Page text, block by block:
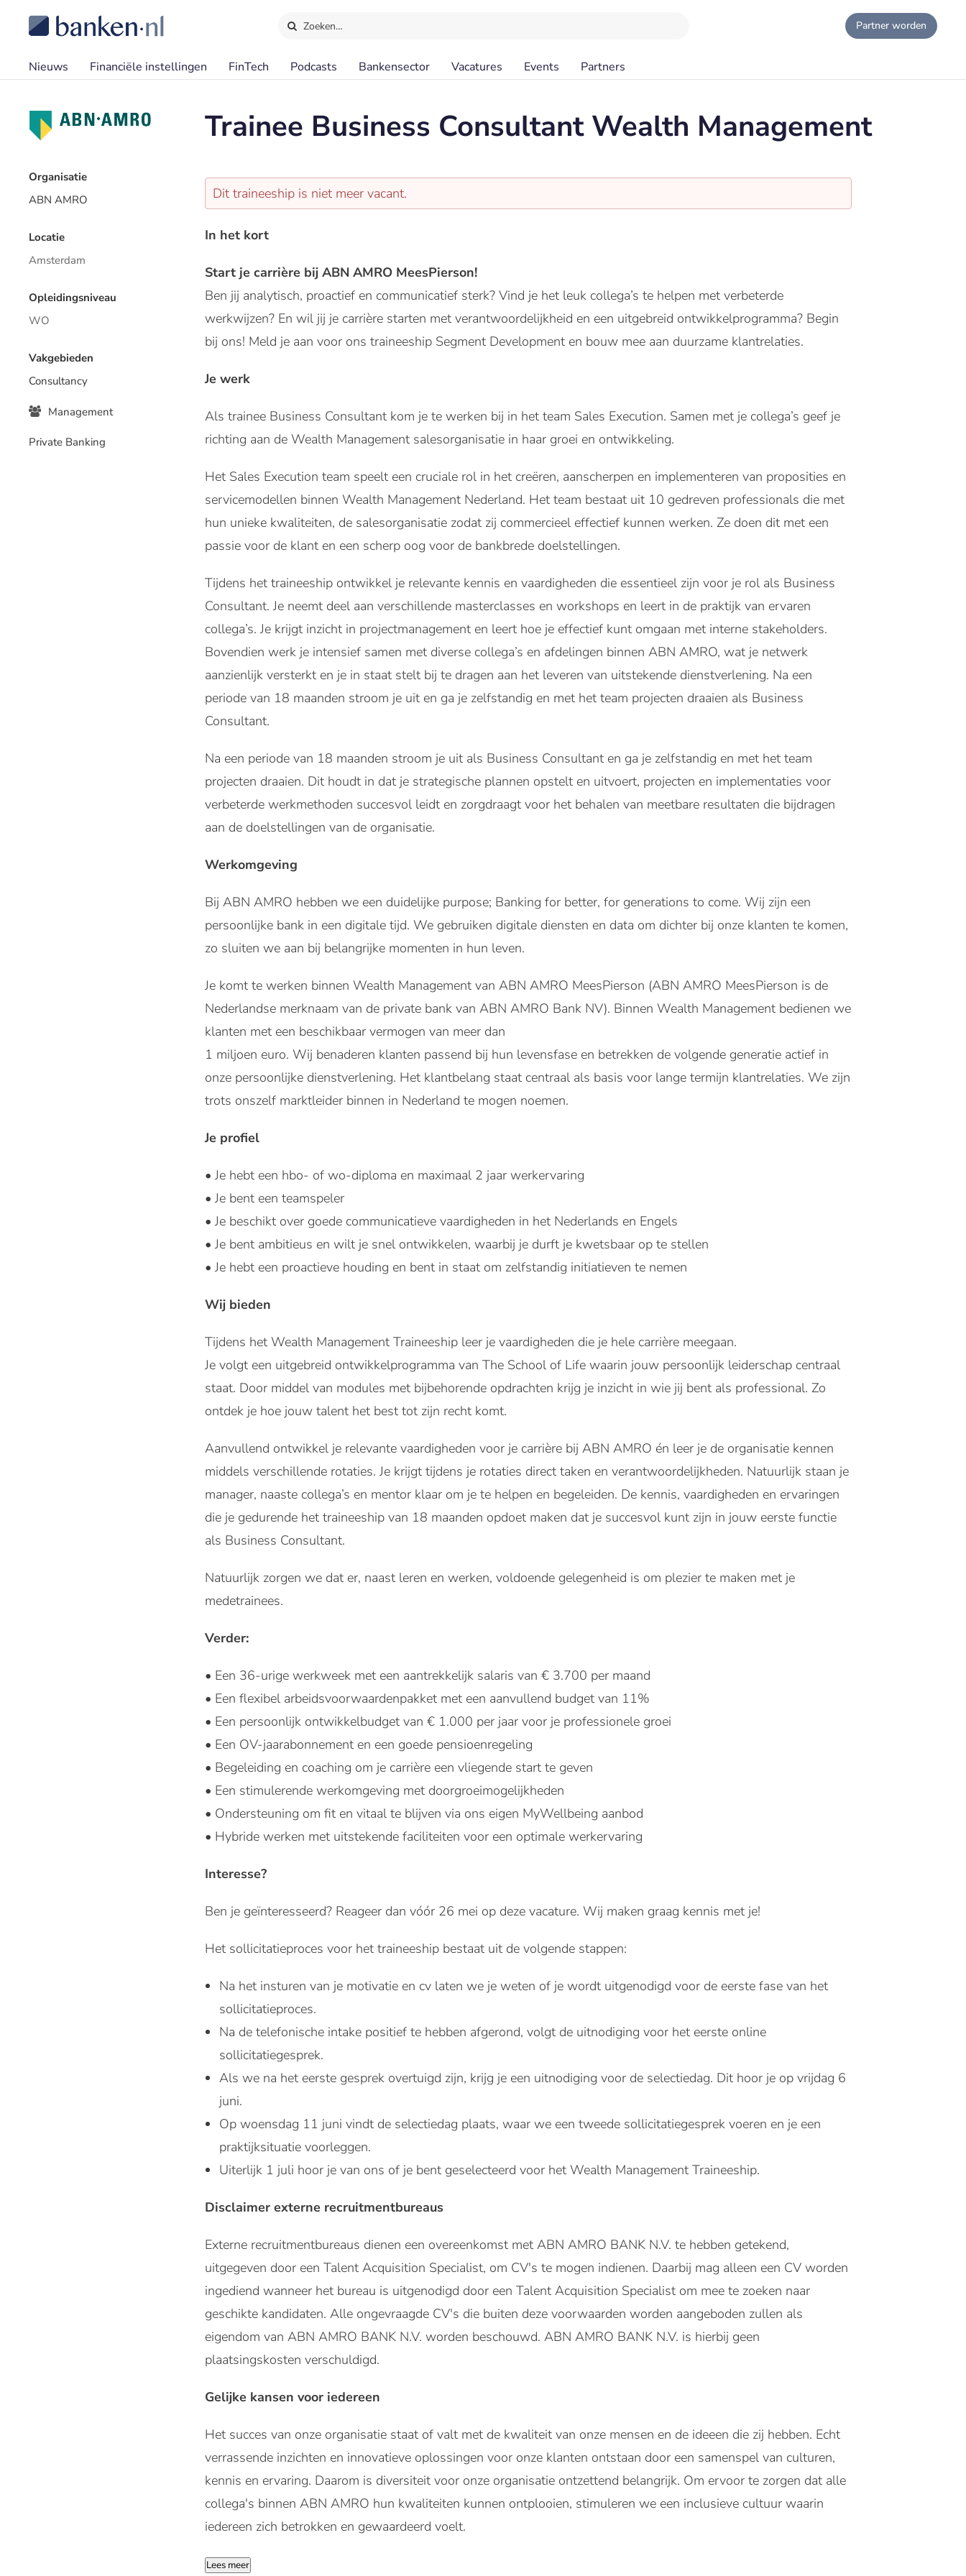
Zoeken… Partner worden
Nieuws Financiële instellingen FinTech Podcasts Bankensector Vacatures Events Partners
Trainee Business Consultant Wealth Management
Organisatie
ABN AMRO
Locatie
Amsterdam
Opleidingsniveau
WO
Vakgebieden
Consultancy
Management
Private Banking
Dit traineeship is niet meer vacant.
In het kort
Start je carrière bij ABN AMRO MeesPierson!
Ben jij analytisch, proactief en communicatief sterk? Vind je het leuk collega’s te helpen met verbeterde
werkwijzen? En wil jij je carrière starten met verantwoordelijkheid en een uitgebreid ontwikkelprogramma? Begin
bij ons! Meld je aan voor ons traineeship Segment Development en bouw mee aan duurzame klantrelaties.
Je werk
Als trainee Business Consultant kom je te werken bij in het team Sales Execution. Samen met je collega’s geef je
richting aan de Wealth Management salesorganisatie in haar groei en ontwikkeling.
Het Sales Execution team speelt een cruciale rol in het creëren, aanscherpen en implementeren van proposities en
servicemodellen binnen Wealth Management Nederland. Het team bestaat uit 10 gedreven professionals die met
hun unieke kwaliteiten, de salesorganisatie zodat zij commercieel effectief kunnen werken. Ze doen dit met een
passie voor de klant en een scherp oog voor de bankbrede doelstellingen.
Tijdens het traineeship ontwikkel je relevante kennis en vaardigheden die essentieel zijn voor je rol als Business
Consultant. Je neemt deel aan verschillende masterclasses en workshops en leert in de praktijk van ervaren
collega’s. Je krijgt inzicht in projectmanagement en leert hoe je effectief kunt omgaan met interne stakeholders.
Bovendien werk je intensief samen met diverse collega’s en afdelingen binnen ABN AMRO, wat je netwerk
aanzienlijk versterkt en je in staat stelt bij te dragen aan het leveren van uitstekende dienstverlening. Na een
periode van 18 maanden stroom je uit en ga je zelfstandig en met het team projecten draaien als Business
Consultant.
Na een periode van 18 maanden stroom je uit als Business Consultant en ga je zelfstandig en met het team
projecten draaien. Dit houdt in dat je strategische plannen opstelt en uitvoert, projecten en implementaties voor
verbeterde werkmethoden succesvol leidt en zorgdraagt voor het behalen van meetbare resultaten die bijdragen
aan de doelstellingen van de organisatie.
Werkomgeving
Bij ABN AMRO hebben we een duidelijke purpose; Banking for better, for generations to come. Wij zijn een
persoonlijke bank in een digitale tijd. We gebruiken digitale diensten en data om dichter bij onze klanten te komen,
zo sluiten we aan bij belangrijke momenten in hun leven.
Je komt te werken binnen Wealth Management van ABN AMRO MeesPierson (ABN AMRO MeesPierson is de
Nederlandse merknaam van de private bank van ABN AMRO Bank NV). Binnen Wealth Management bedienen we
klanten met een beschikbaar vermogen van meer dan
1 miljoen euro. Wij benaderen klanten passend bij hun levensfase en betrekken de volgende generatie actief in
onze persoonlijke dienstverlening. Het klantbelang staat centraal als basis voor lange termijn klantrelaties. We zijn
trots onszelf marktleider binnen in Nederland te mogen noemen.
Je profiel
• Je hebt een hbo- of wo-diploma en maximaal 2 jaar werkervaring
• Je bent een teamspeler
• Je beschikt over goede communicatieve vaardigheden in het Nederlands en Engels
• Je bent ambitieus en wilt je snel ontwikkelen, waarbij je durft je kwetsbaar op te stellen
• Je hebt een proactieve houding en bent in staat om zelfstandig initiatieven te nemen
Wij bieden
Tijdens het Wealth Management Traineeship leer je vaardigheden die je hele carrière meegaan.
Je volgt een uitgebreid ontwikkelprogramma van The School of Life waarin jouw persoonlijk leiderschap centraal
staat. Door middel van modules met bijbehorende opdrachten krijg je inzicht in wie jij bent als professional. Zo
ontdek je hoe jouw talent het best tot zijn recht komt.
Aanvullend ontwikkel je relevante vaardigheden voor je carrière bij ABN AMRO én leer je de organisatie kennen
middels verschillende rotaties. Je krijgt tijdens je rotaties direct taken en verantwoordelijkheden. Natuurlijk staan je
manager, naaste collega’s en mentor klaar om je te helpen en begeleiden. De kennis, vaardigheden en ervaringen
die je gedurende het traineeship van 18 maanden opdoet maken dat je succesvol kunt zijn in jouw eerste functie
als Business Consultant.
Natuurlijk zorgen we dat er, naast leren en werken, voldoende gelegenheid is om plezier te maken met je
medetrainees.
Verder:
• Een 36-urige werkweek met een aantrekkelijk salaris van € 3.700 per maand
• Een flexibel arbeidsvoorwaardenpakket met een aanvullend budget van 11%
• Een persoonlijk ontwikkelbudget van € 1.000 per jaar voor je professionele groei
• Een OV-jaarabonnement en een goede pensioenregeling
• Begeleiding en coaching om je carrière een vliegende start te geven
• Een stimulerende werkomgeving met doorgroeimogelijkheden
• Ondersteuning om fit en vitaal te blijven via ons eigen MyWellbeing aanbod
• Hybride werken met uitstekende faciliteiten voor een optimale werkervaring
Interesse?
Ben je geïnteresseerd? Reageer dan vóór 26 mei op deze vacature. Wij maken graag kennis met je!
Het sollicitatieproces voor het traineeship bestaat uit de volgende stappen:
Na het insturen van je motivatie en cv laten we je weten of je wordt uitgenodigd voor de eerste fase van het
sollicitatieproces.
Na de telefonische intake positief te hebben afgerond, volgt de uitnodiging voor het eerste online
sollicitatiegesprek.
Als we na het eerste gesprek overtuigd zijn, krijg je een uitnodiging voor de selectiedag. Dit hoor je op vrijdag 6
juni.
Op woensdag 11 juni vindt de selectiedag plaats, waar we een tweede sollicitatiegesprek voeren en je een
praktijksituatie voorleggen.
Uiterlijk 1 juli hoor je van ons of je bent geselecteerd voor het Wealth Management Traineeship.
Disclaimer externe recruitmentbureaus
Externe recruitmentbureaus dienen een overeenkomst met ABN AMRO BANK N.V. te hebben getekend,
uitgegeven door een Talent Acquisition Specialist, om CV's te mogen indienen. Daarbij mag alleen een CV worden
ingediend wanneer het bureau is uitgenodigd door een Talent Acquisition Specialist om mee te zoeken naar
geschikte kandidaten. Alle ongevraagde CV's die buiten deze voorwaarden worden aangeboden zullen als
eigendom van ABN AMRO BANK N.V. worden beschouwd. ABN AMRO BANK N.V. is hierbij geen
plaatsingskosten verschuldigd.
Gelijke kansen voor iedereen
Het succes van onze organisatie staat of valt met de kwaliteit van onze mensen en de ideeen die zij hebben. Echt
verrassende inzichten en innovatieve oplossingen voor onze klanten ontstaan door een samenspel van culturen,
kennis en ervaring. Daarom is diversiteit voor onze organisatie ontzettend belangrijk. Om ervoor te zorgen dat alle
collega's binnen ABN AMRO hun kwaliteiten kunnen ontplooien, stimuleren we een inclusieve cultuur waarin
iedereen zich betrokken en gewaardeerd voelt.
Lees meer